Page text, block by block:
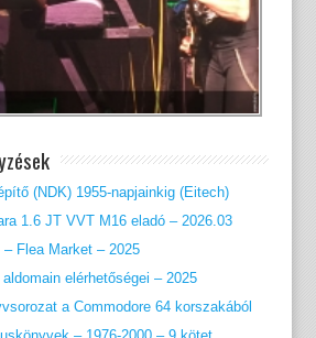
(NDK) 1955-napjainkig (Eitech)
1.6 JT VVT M16 eladó – 2026.03
Flea Market – 2025
elérhetőségei – 2025
a Commodore 64 korszakából